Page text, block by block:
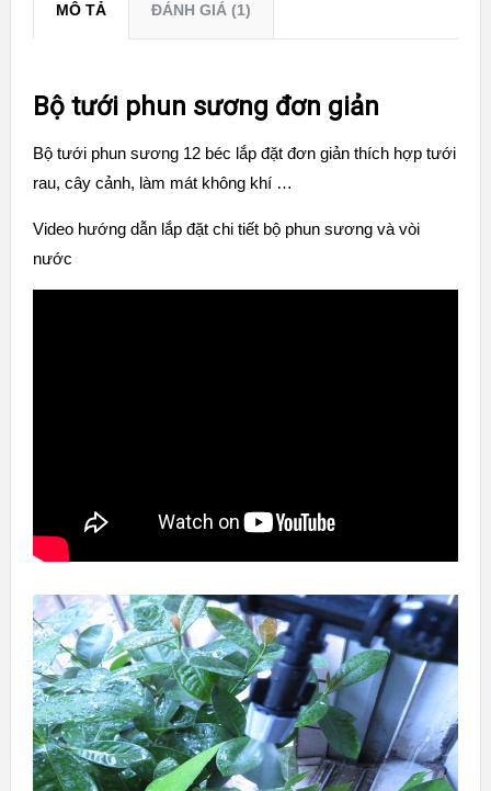
MÔ TẢ ĐÁNH GIÁ (1)
Bộ tưới phun sương đơn giản
Bộ tưới phun sương 12 béc lắp đặt đơn giản thích hợp tưới
rau, cây cảnh, làm mát không khí …
Video hướng dẫn lắp đặt chi tiết bộ phun sương và vòi
nước